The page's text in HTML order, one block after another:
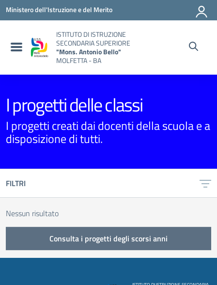
Vai ai contenuti
Vai al menu di navigazione
Vai al footer
Ministero dell'Istruzione e del Merito
ISTITUTO DI ISTRUZIONE
SECONDARIA SUPERIORE
"Mons. Antonio Bello"
MOLFETTA - BA
I progetti delle classi
I progetti creati dai docenti della scuola e a
disposizione di tutti.
FILTRI
Nessun risultato
Consulta i progetti degli scorsi anni